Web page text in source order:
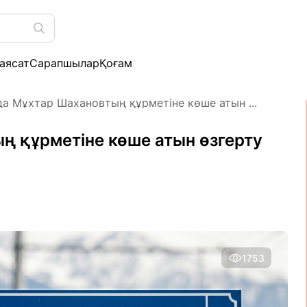
СарапшыларҚоғам
Мұхтар Шахановтың құрметіне көше атын ...
көше атын өзгерту
1753